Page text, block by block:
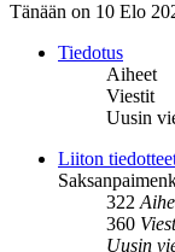
Tänään on 10 Elo
Tiedotus
Aiheet
Viestit
Uusin
Liiton
322
360
Uusin